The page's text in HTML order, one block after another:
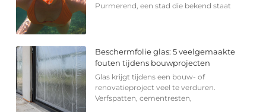
Purmerend, een stad die bekend staat
Beschermfolie glas: 5 veelgemaakte
fouten tijdens bouwprojecten
Glas krijgt tijdens een bouw- of
renovatieproject veel te verduren.
Verfspatten, cementresten,